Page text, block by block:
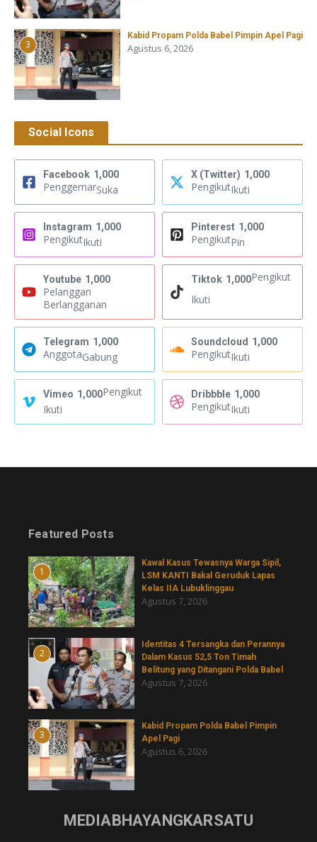
3
Kabid Propam Polda Babel Pimpin Apel Pagi
Agustus 6, 2026
Social Icons
Facebook 1,000
PenggemarSuka
X (Twitter) 1,000
PengikutIkuti
Instagram 1,000
PengikutIkuti
Pinterest 1,000
PengikutPin
Youtube 1,000
Pelanggan
Berlangganan
Tiktok 1,000Pengikut
Ikuti
Telegram 1,000
AnggotaGabung
Soundcloud 1,000
PengikutIkuti
Vimeo 1,000Pengikut
Ikuti
Dribbble 1,000
PengikutIkuti
Featured Posts
1
Kawal Kasus Tewasnya Warga Sipil,
LSM KANTI Bakal Geruduk Lapas
Kelas IIA Lubuklinggau
Agustus 7, 2026
2
Identitas 4 Tersangka dan Perannya
Dalam Kasus 52,5 Ton Timah
Belitung yang Ditangani Polda Babel
Agustus 7, 2026
3
Kabid Propam Polda Babel Pimpin
Apel Pagi
Agustus 6, 2026
MEDIABHAYANGKARSATU